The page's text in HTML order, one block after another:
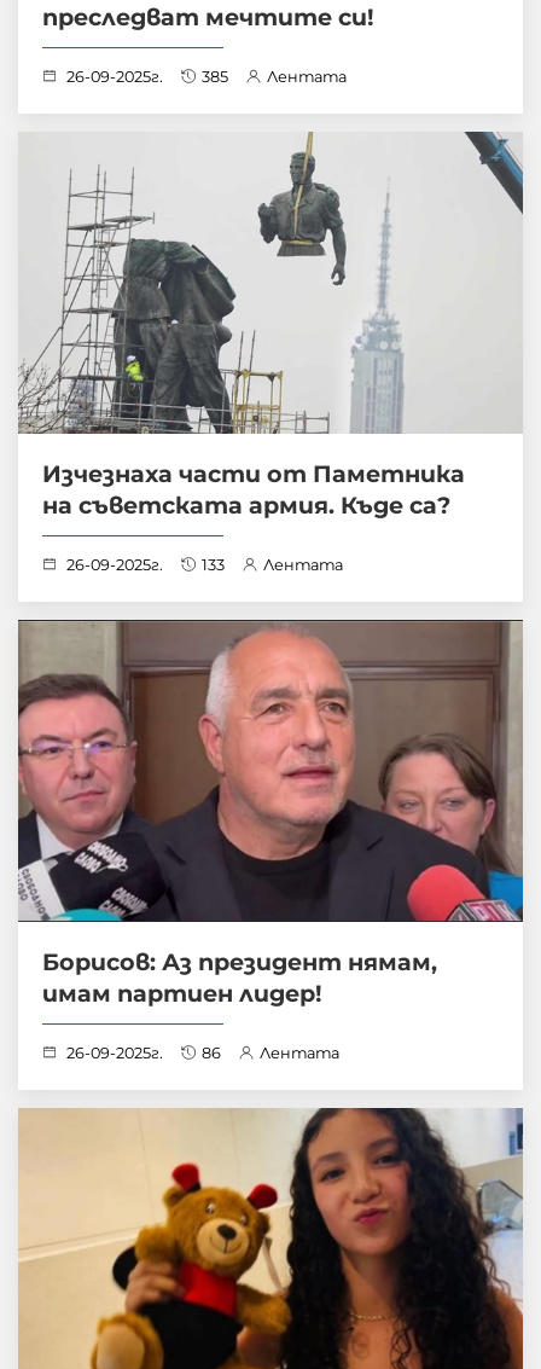
преследват мечтите си!
26-09-2025г. 385 Лентата
Изчезнаха части от Паметника
на съветската армия. Къде са?
26-09-2025г. 133 Лентата
Борисов: Аз президент нямам,
имам партиен лидер!
26-09-2025г. 86 Лентата